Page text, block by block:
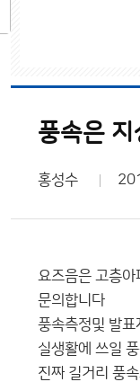
풍속은
홍성수
요즈음은 고층
문의합니다
풍속측정및 발
실생활에 쓰일
진짜 길거리 풍